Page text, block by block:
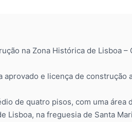
na Zona Histórica de Lisboa
e licença de construção
de quatro pisos, com uma área
Lisboa, na freguesia de Santa